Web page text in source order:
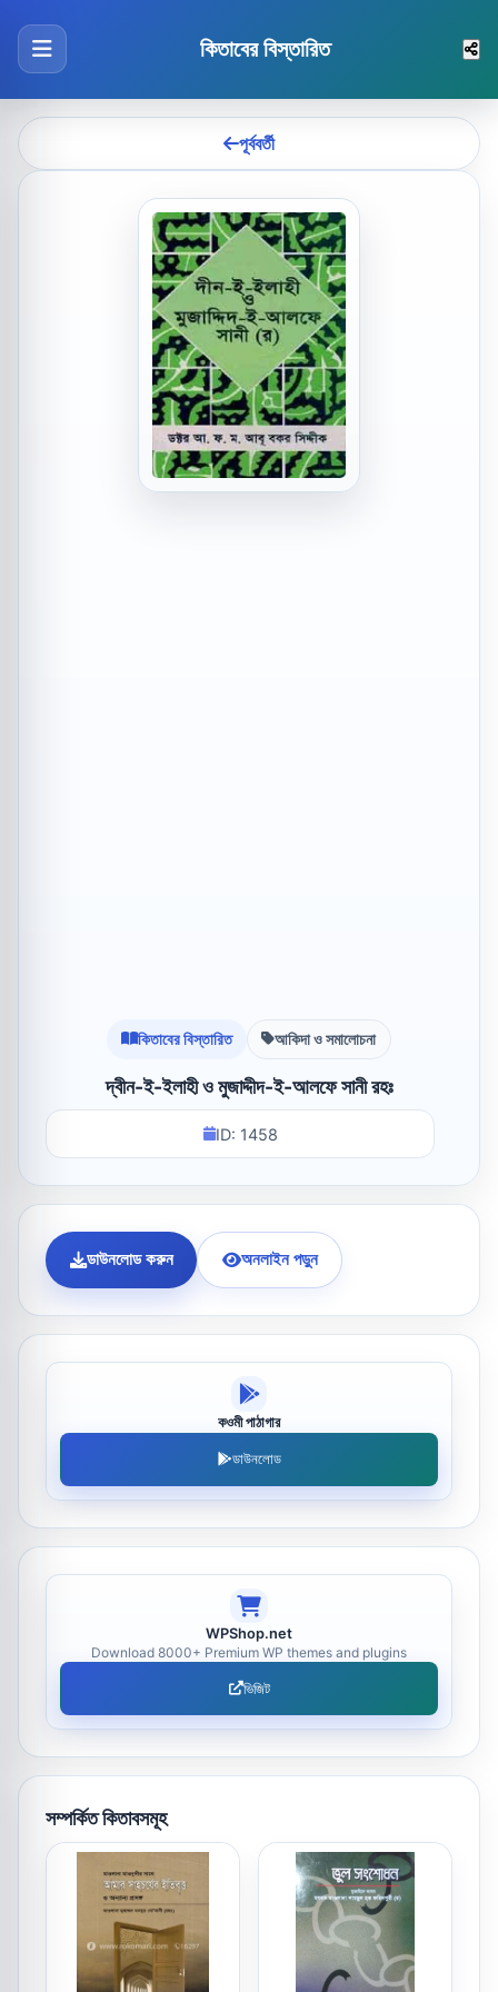
কিতাবের বিস্তারিত
পূর্ববর্তী
কিতাবের বিস্তারিত আকিদা ও সমালোচনা
দ্বীন-ই-ইলাহী ও মুজাদ্দীদ-ই-আলফে সানী রহঃ
ID: 1458
ডাউনলোড করুন অনলাইন পড়ুন
কওমী পাঠাগার
ডাউনলোড
WPShop.net
Download 8000+ Premium WP themes and plugins
ভিজিট
সম্পর্কিত কিতাবসমূহ